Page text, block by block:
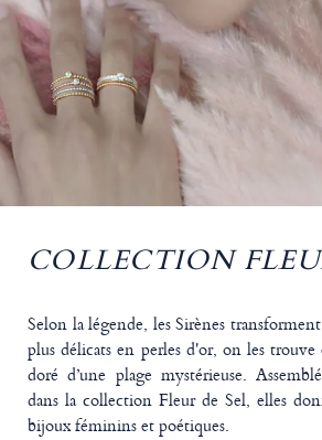
COLLECTION
Selon la légende, les Sirènes
plus délicats en perles d'or, on les trouve
doré d’une plage mystérieuse.
dans la collection Fleur de Sel, elles
bijoux féminins et poétiques.